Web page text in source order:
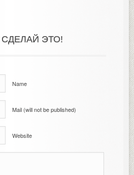
СДЕЛАЙ ЭТО!
Name
Mail (will not be published)
Website